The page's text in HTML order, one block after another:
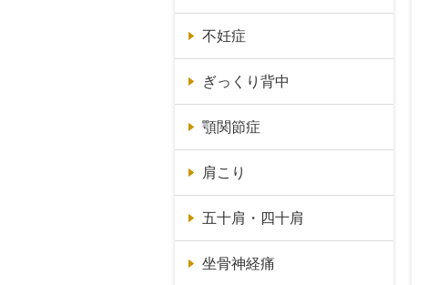
不妊症
ぎっくり背中
顎関節症
肩こり
五十肩・四十肩
坐骨神経痛